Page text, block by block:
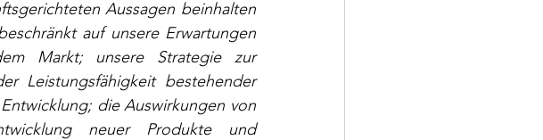
Aussagen beinhalten
auf unsere Erwartungen
Markt; unsere Strategie zur
Leistungsfähigkeit bestehender
die Auswirkungen von
neuer Produkte und